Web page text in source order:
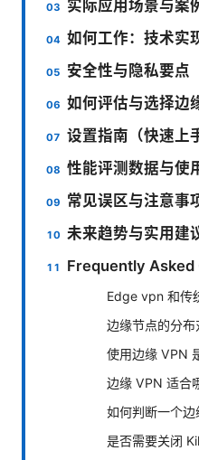
实际应用场景与案
如何工作：技术实
安全性与隐私要点
如何评估与选择边
设置指南（快速上
性能评测数据与使
常见误区与注意事
未来趋势与实用建
Frequently Asked
Edge vpn 和传
边缘节点的分布
使用边缘 VPN
边缘 VPN 适合
如何判断一个边
是否需要关闭